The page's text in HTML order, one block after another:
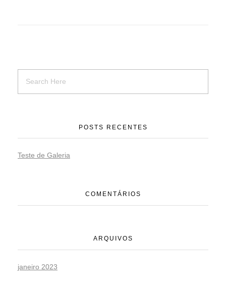
POSTS RECENTES
Teste de Galeria
COMENTÁRIOS
ARQUIVOS
janeiro 2023